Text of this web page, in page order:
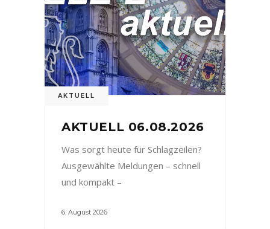
AKTUELL
AKTUELL 06.08.2026
Was sorgt heute für Schlagzeilen?
Ausgewählte Meldungen – schnell
und kompakt –
6. August 2026